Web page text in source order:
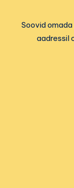
Soovid
aadressil